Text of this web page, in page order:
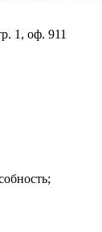
1, оф. 911